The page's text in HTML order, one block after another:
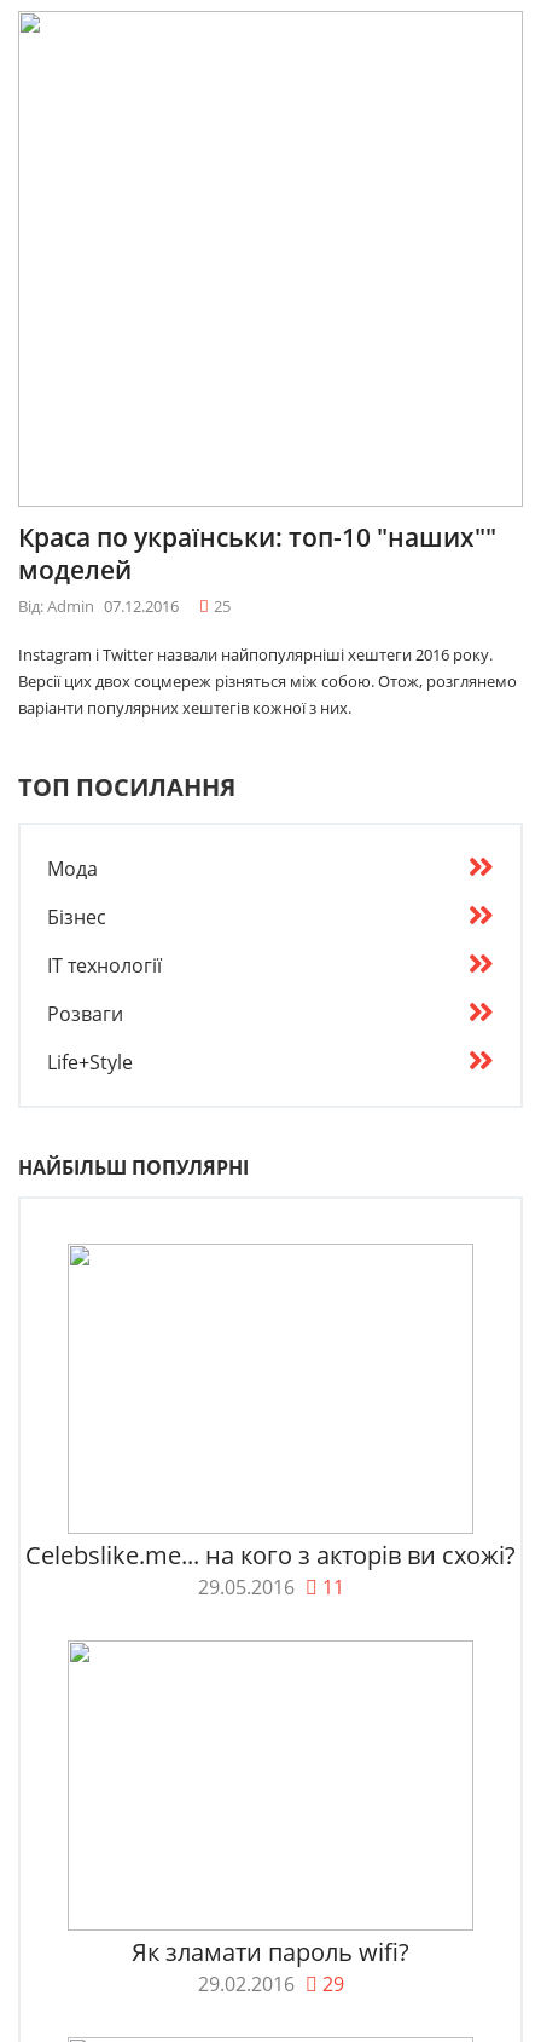
Краса по українськи: топ-10 "наших""
моделей
Від: Admin 07.12.2016 25
Instagram і Twitter назвали найпопулярніші хештеги 2016 року.
Версії цих двох соцмереж різняться між собою. Отож, розглянемо
варіанти популярних хештегів кожної з них.
ТОП ПОСИЛАННЯ
Мода
Бізнес
IT технології
Розваги
Life+Style
НАЙБІЛЬШ ПОПУЛЯРНІ
Celebslike.me... на кого з акторів ви схожі?
29.05.2016 11
Як зламати пароль wifi?
29.02.2016 29